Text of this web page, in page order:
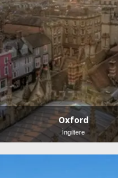
Oxford
İngiltere